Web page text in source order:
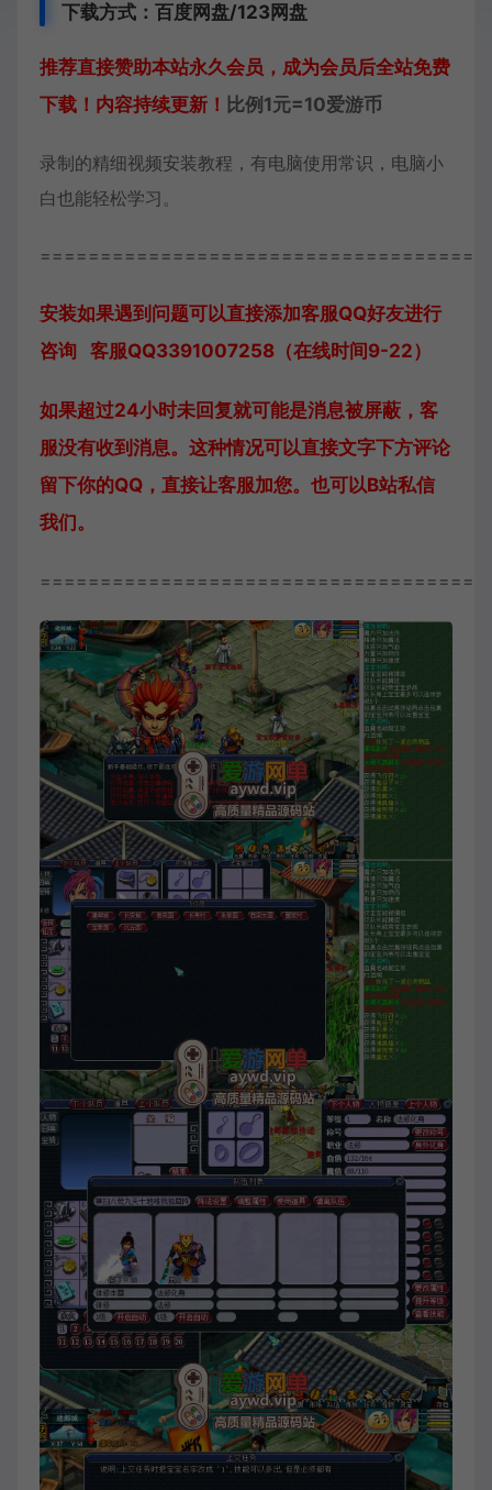
下载方式： 百度网盘/123网盘
推荐直接赞助本站永久会员，成为会员后全站免费
下载！内容持续更新！ 比例1元=10爱游币
录制的精细视频安装教程，有电脑使用常识，电脑小
白也能轻松学习。
安装如果遇到问题可以直接添加客服QQ好友进行
咨询 客服QQ3391007258（在线时间9-22）
如果超过24小时未回复就可能是消息被屏蔽，客
服没有收到消息。这种情况可以直接文字下方评论
留下你的QQ，直接让客服加您。也可以B站私信
我们。